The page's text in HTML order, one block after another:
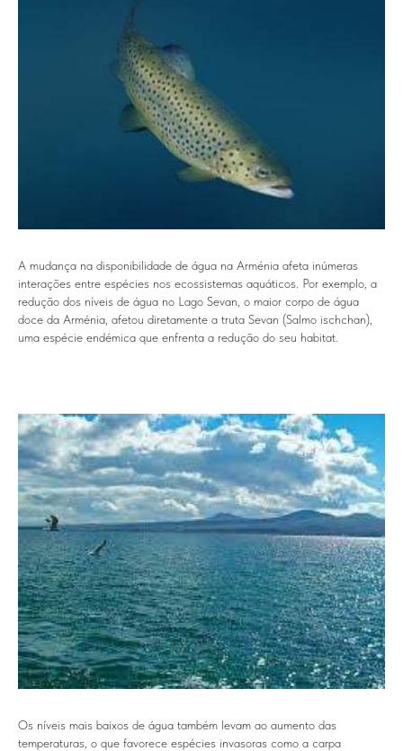
A mudança na disponibilidade de água na Arménia afeta inúmeras
interações entre espécies nos ecossistemas aquáticos. Por exemplo, a
redução dos níveis de água no Lago Sevan, o maior corpo de água
doce da Arménia, afetou diretamente a truta Sevan (Salmo ischchan),
uma espécie endémica que enfrenta a redução do seu habitat.
Os níveis mais baixos de água também levam ao aumento das
temperaturas, o que favorece espécies invasoras como a carpa